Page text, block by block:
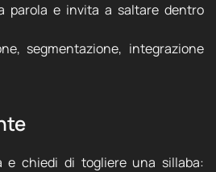
parola e invita a saltare dentro
segmentazione, integrazione
e chiedi di togliere una sillaba: